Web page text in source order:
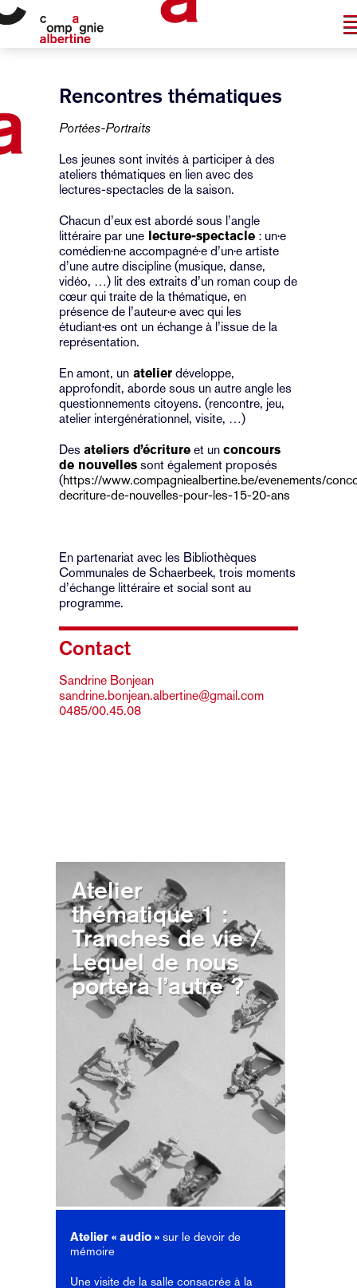
Rencontres thématiques
Portées-Portraits
Les jeunes sont invités à participer à des
ateliers thématiques en lien avec des
lectures-spectacles de la saison.
Chacun d’eux est abordé sous l’angle
littéraire par une lecture-spectacle : un·e
comédien·ne accompagné·e d’un·e artiste
d’une autre discipline (musique, danse,
vidéo, …) lit des extraits d’un roman coup de
cœur qui traite de la thématique, en
présence de l’auteur·e avec qui les
étudiant·es ont un échange à l’issue de la
représentation.
En amont, un atelier développe,
approfondit, aborde sous un autre angle les
questionnements citoyens. (rencontre, jeu,
atelier intergénérationnel, visite, …)
Des ateliers d’écriture et un concours
de nouvelles sont également proposés
(https://www.compagniealbertine.be/evenements/
decriture-de-nouvelles-pour-les-15-20-ans
En partenariat avec les Bibliothèques
Communales de Schaerbeek, trois moments
d’échange littéraire et social sont au
programme.
Contact
Sandrine Bonjean
sandrine.bonjean.albertine@gmail.com
0485/00.45.08
Atelier
thématique 1 :
Tranches de vie /
Lequel de nous
portera l’autre ?
Atelier « audio » sur le devoir de
mémoire
Une visite de la salle consacrée à la